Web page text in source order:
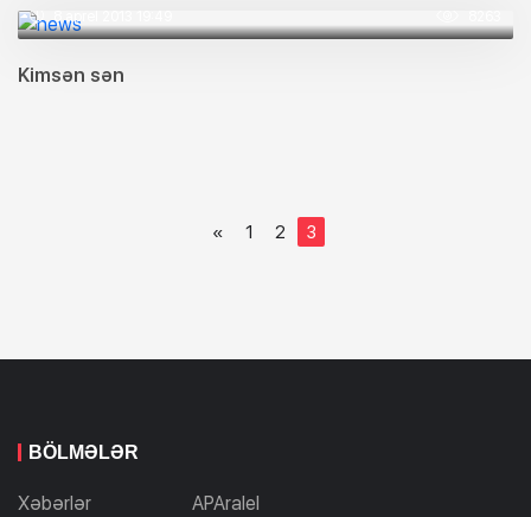
8 aprel 2013 19:49
Kimsən sən
« 1 2 3
BÖLMƏLƏR
Xəbərlər
APAralel